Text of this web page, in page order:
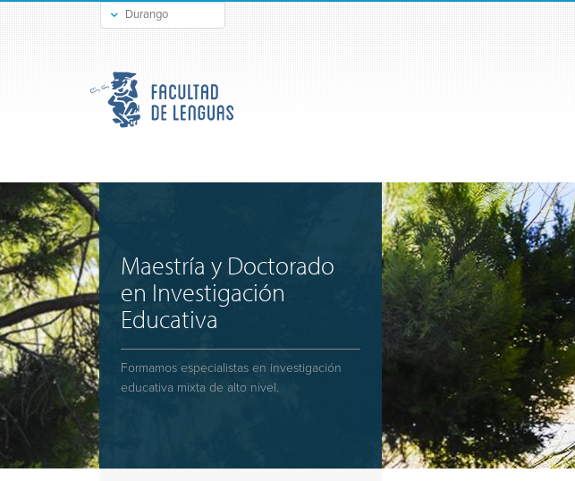
Durango
Gómez Palacio
Maestría y Doctorado
en Investigación
Educativa
Formamos especialistas en investigación
educativa mixta de alto nivel.